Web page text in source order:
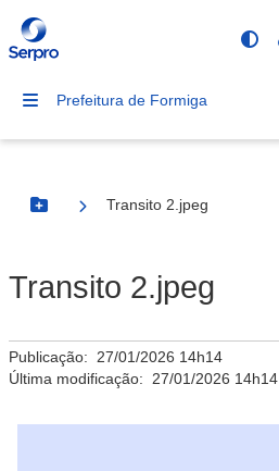
Prefeitura de Formiga
Botão Menu
Transito 2.jpeg
Transito 2.jpeg
Publicação: 27/01/2026 14h14
Última modificação: 27/01/2026 14h14